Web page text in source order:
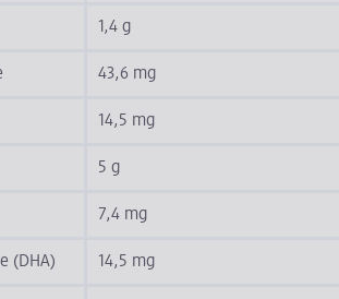
1,4 g
43,6 mg
14,5 mg
5 g
7,4 mg
(DHA) 14,5 mg